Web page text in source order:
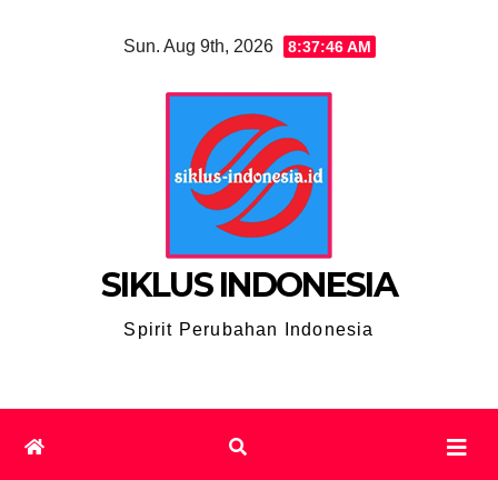
Sun. Aug 9th, 2026 8:37:47 AM
SIKLUS INDONESIA
Spirit Perubahan Indonesia